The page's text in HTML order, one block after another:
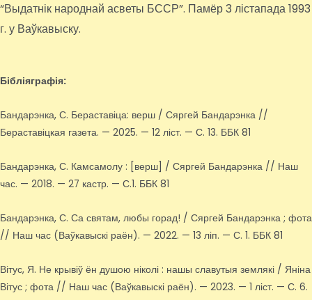
“Выдатнік народнай асветы БССР”. Памёр 3 лістапада 1993
г. у Ваўкавыску.
Бібліяграфія:
Бандарэнка, С. Бераставіца: верш / Сяргей Бандарэнка //
Бераставіцкая газета. — 2025. — 12 ліст. — С. 13. ББК 81
Бандарэнка, С. Камсамолу : [верш] / Сяргей Бандарэнка // Наш
час. — 2018. — 27 кастр. — С.1. ББК 81
Бандарэнка, С. Са святам, любы горад! / Сяргей Бандарэнка ; фота
// Наш час (Ваўкавыскі раён). — 2022. — 13 ліп. — С. 1. ББК 81
Вітус, Я. Не крывіў ён душою ніколі : нашы славутыя землякі / Яніна
Вітус ; фота // Наш час (Ваўкавыскі раён). — 2023. — 1 ліст. — С. 6.